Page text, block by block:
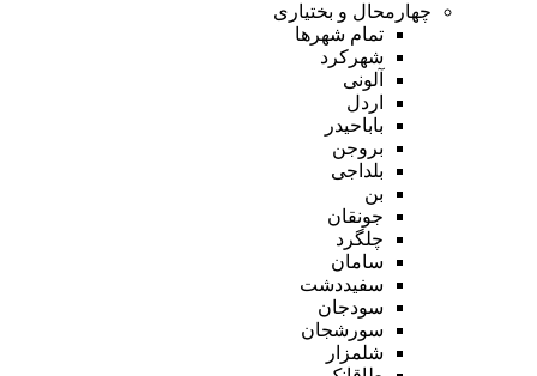
چهارمحال و بختیاری
تمام شهر‌ها
شهرکرد
آلونی
اردل
باباحیدر
بروجن
بلداجی
بن
جونقان
چلگرد
سامان
سفیددشت
سودجان
سورشجان
شلمزار